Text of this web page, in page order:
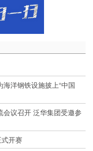
洋钢铁设施披上“中国
议召开 泛华集团受邀参
开赛